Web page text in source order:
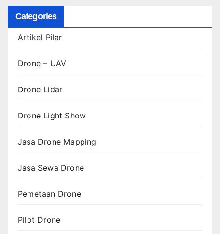
Categories
Artikel Pilar
Drone – UAV
Drone Lidar
Drone Light Show
Jasa Drone Mapping
Jasa Sewa Drone
Pemetaan Drone
Pilot Drone